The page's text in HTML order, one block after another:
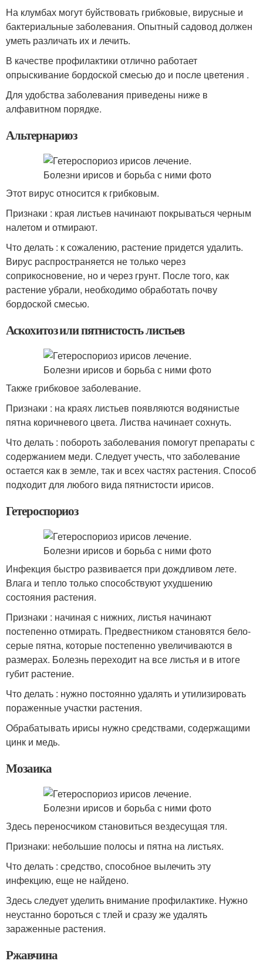
На клумбах могут буйствовать грибковые, вирусные и
бактериальные заболевания. Опытный садовод должен
уметь различать их и лечить.
В качестве профилактики отлично работает
опрыскивание бордоской смесью до и после цветения .
Для удобства заболевания приведены ниже в
алфавитном порядке.
Альтернариоз
Этот вирус относится к грибковым.
Признаки : края листьев начинают покрываться черным
налетом и отмирают.
Что делать : к сожалению, растение придется удалить.
Вирус распространяется не только через
соприкосновение, но и через грунт. После того, как
растение убрали, необходимо обработать почву
бордоской смесью.
Аскохитоз или пятнистость листьев
Также грибковое заболевание.
Признаки : на краях листьев появляются водянистые
пятна коричневого цвета. Листва начинает сохнуть.
Что делать : побороть заболевания помогут препараты с
содержанием меди. Следует учесть, что заболевание
остается как в земле, так и всех частях растения. Способ
подходит для любого вида пятнистости ирисов.
Гетероспориоз
Инфекция быстро развивается при дождливом лете.
Влага и тепло только способствуют ухудшению
состояния растения.
Признаки : начиная с нижних, листья начинают
постепенно отмирать. Предвестником становятся бело-
серые пятна, которые постепенно увеличиваются в
размерах. Болезнь переходит на все листья и в итоге
губит растение.
Что делать : нужно постоянно удалять и утилизировать
пораженные участки растения.
Обрабатывать ирисы нужно средствами, содержащими
цинк и медь.
Мозаика
Здесь переносчиком становиться вездесущая тля.
Признаки: небольшие полосы и пятна на листьях.
Что делать : средство, способное вылечить эту
инфекцию, еще не найдено.
Здесь следует уделить внимание профилактике. Нужно
неустанно бороться с тлей и сразу же удалять
зараженные растения.
Ржавчина